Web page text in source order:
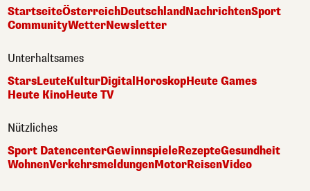
StartseiteÖsterreichDeutschlandNachrichtenSport
CommunityWetterNewsletter
Unterhaltsames
StarsLeuteKulturDigitalHoroskopHeute Games
Heute KinoHeute TV
Nützliches
Sport DatencenterGewinnspieleRezepteGesundheit
WohnenVerkehrsmeldungenMotorReisenVideo